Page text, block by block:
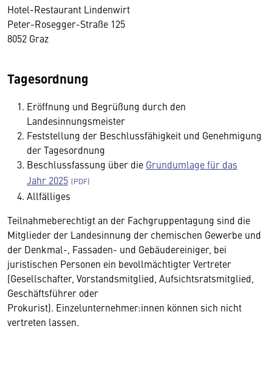
Hotel-Restaurant Lindenwirt
Peter-Rosegger-Straße 125
8052 Graz
Tagesordnung
Eröffnung und Begrüßung durch den
Landesinnungsmeister
Feststellung der Beschlussfähigkeit und Genehmigung
der Tagesordnung
Beschlussfassung über die Grundumlage für das
Jahr 2025
Allfälliges
Teilnahmeberechtigt an der Fachgruppentagung sind die
Mitglieder der Landesinnung der chemischen Gewerbe und
der Denkmal-, Fassaden- und Gebäudereiniger, bei
juristischen Personen ein bevollmächtigter Vertreter
(Gesellschafter, Vorstandsmitglied, Aufsichtsratsmitglied,
Geschäftsführer oder
Prokurist). Einzelunternehmer:innen können sich nicht
vertreten lassen.